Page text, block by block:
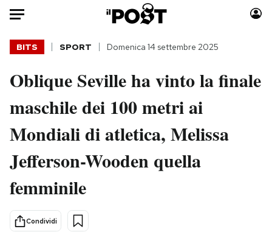
Auto
HOME
Italia
Politica
Tecnologia
Scienza
Economia
Moda
Consumismi
Storie/Idee
Ok Boomer!
BITS SPORT Domenica 14 settembre 2025
Oblique Seville ha vinto la finale
maschile dei 100 metri ai
Mondiali di atletica, Melissa
Jefferson-Wooden quella
femminile
Condividi